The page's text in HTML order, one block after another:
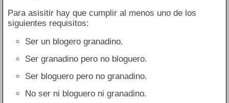
Para asisitir hay que cumplir al menos uno de los
siguientes requisitos:
Ser un blogero granadino.
Ser granadino pero no bloguero.
Ser bloguero pero no granadino.
No ser ni bloguero ni granadino.